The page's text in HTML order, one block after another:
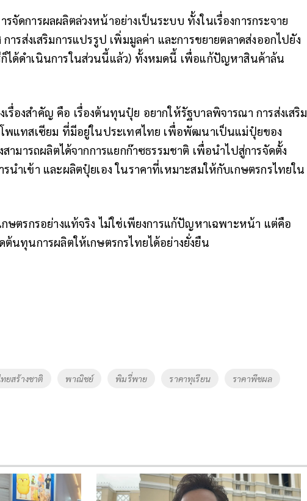
ดการผลผลิตล่วงหน้าอย่างเป็นระบบ ทั้งในเรื่องการกระจาย
การส่งเสริมการแปรรูป เพิ่มมูลค่า และการขยายตลาดส่งออกไปยัง
ได้ดำเนินการในส่วนนี้แล้ว) ทั้งหมดนี้ เพื่อแก้ปัญหาสินค้าล้น
รื่องสำคัญ คือ เรื่องต้นทุนปุ๋ย อยากให้รัฐบาลพิจารณา การส่งเสริม
พแทสเซียม ที่มีอยู่ในประเทศไทย เพื่อพัฒนาเป็นแม่ปุ๋ยของ
ามารถผลิตได้จากการแยกก๊าซธรรมชาติ เพื่อนำไปสู่การจัดตั้ง
นำเข้า และผลิตปุ๋ยเอง ในราคาที่เหมาะสมให้กับเกษตรกรไทยใน
ษตรกรอย่างแท้จริง ไม่ใช่เพียงการแก้ปัญหาเฉพาะหน้า แต่คือ
นทุนการผลิตให้เกษตรกรไทยได้อย่างยั่งยืน
ยสร้างชาติ พาณิชย์ พิมรี่พาย ราคาทุเรียน ราคาพืชผล